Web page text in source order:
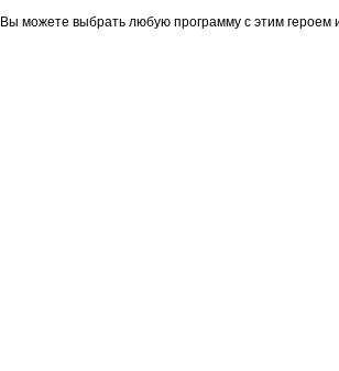
Вы можете выбрать любую программу с этим героем